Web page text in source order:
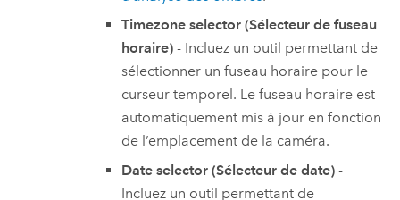
Timezone selector (Sélecteur de fuseau
horaire)- Incluez un outil permettant de
sélectionner un fuseau horaire pour le
curseur temporel. Le fuseau horaire est
automatiquement mis à jour en fonction
de l’emplacement de la caméra.
Date selector (Sélecteur de date)-
Incluez un outil permettant de